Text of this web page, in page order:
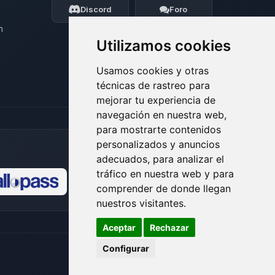
Utilizamos cookies
Usamos cookies y otras
técnicas de rastreo para
mejorar tu experiencia de
navegación en nuestra web,
para mostrarte contenidos
personalizados y anuncios
adecuados, para analizar el
tráfico en nuestra web y para
comprender de donde llegan
nuestros visitantes.
Aceptar
Rechazar
Configurar
Discord Foro
ayudarte.
09/08/2026 11:53